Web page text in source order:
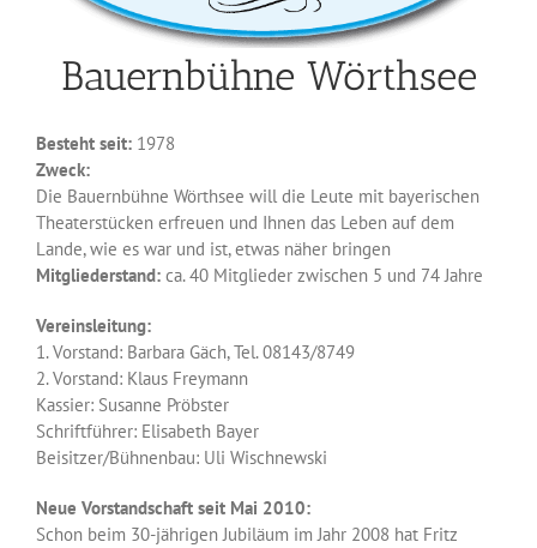
Bauernbühne Wörthsee
Besteht seit: 1978
Zweck:
Die Bauernbühne Wörthsee will die Leute mit bayerischen
Theaterstücken erfreuen und Ihnen das Leben auf dem
Lande, wie es war und ist, etwas näher bringen
Mitgliederstand: ca. 40 Mitglieder zwischen 5 und 74 Jahre
Vereinsleitung:
1. Vorstand: Barbara Gäch, Tel. 08143/8749
2. Vorstand: Klaus Freymann
Kassier: Susanne Pröbster
Schriftführer: Elisabeth Bayer
Beisitzer/Bühnenbau: Uli Wischnewski
Neue Vorstandschaft seit Mai 2010:
Schon beim 30-jährigen Jubiläum im Jahr 2008 hat Fritz